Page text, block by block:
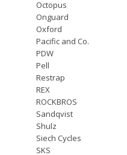
Octopus
Onguard
Oxford
Pacific and Co.
PDW
Pell
Restrap
REX
ROCKBROS
Sandqvist
Shulz
Siech Cycles
SKS